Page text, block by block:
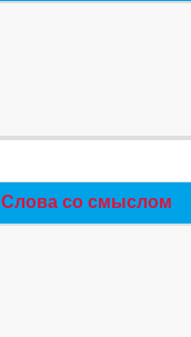
Слова со смыслом